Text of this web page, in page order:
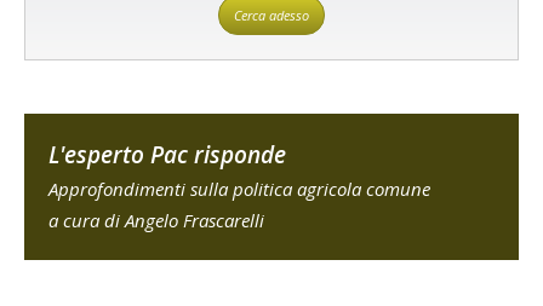
Cerca adesso
L'esperto Pac risponde
Approfondimenti sulla politica agricola comune
a cura di Angelo Frascarelli